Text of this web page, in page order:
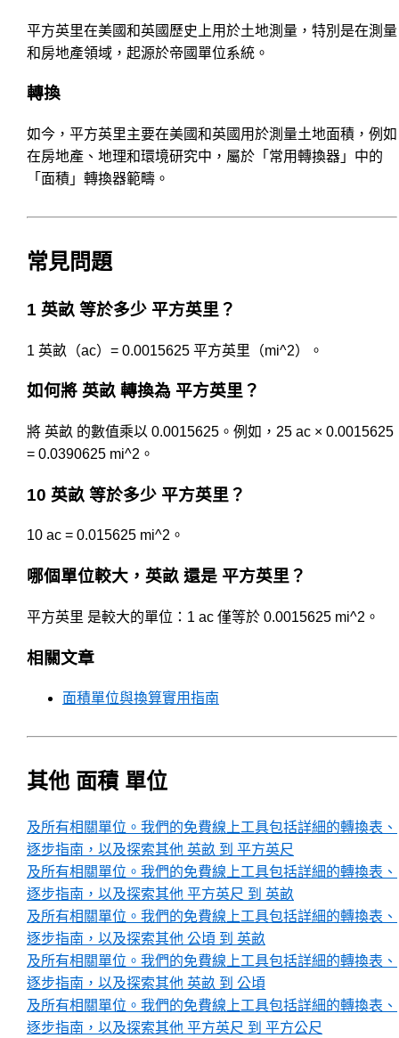
平方英里在美國和英國歷史上用於土地測量，特別是在測量
和房地產領域，起源於帝國單位系統。
轉換
如今，平方英里主要在美國和英國用於測量土地面積，例如
在房地產、地理和環境研究中，屬於「常用轉換器」中的
「面積」轉換器範疇。
常見問題
1 英畝 等於多少 平方英里？
1 英畝（ac）= 0.0015625 平方英里（mi^2）。
如何將 英畝 轉換為 平方英里？
將 英畝 的數值乘以 0.0015625。例如，25 ac × 0.0015625
= 0.0390625 mi^2。
10 英畝 等於多少 平方英里？
10 ac = 0.015625 mi^2。
哪個單位較大，英畝 還是 平方英里？
平方英里 是較大的單位：1 ac 僅等於 0.0015625 mi^2。
相關文章
面積單位與換算實用指南
其他 面積 單位
及所有相關單位。我們的免費線上工具包括詳細的轉換表、
逐步指南，以及探索其他 英畝 到 平方英尺
及所有相關單位。我們的免費線上工具包括詳細的轉換表、
逐步指南，以及探索其他 平方英尺 到 英畝
及所有相關單位。我們的免費線上工具包括詳細的轉換表、
逐步指南，以及探索其他 公頃 到 英畝
及所有相關單位。我們的免費線上工具包括詳細的轉換表、
逐步指南，以及探索其他 英畝 到 公頃
及所有相關單位。我們的免費線上工具包括詳細的轉換表、
逐步指南，以及探索其他 平方英尺 到 平方公尺